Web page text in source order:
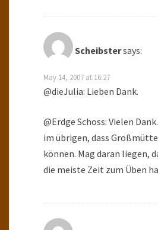
Scheibstersays:
May 14, 2007 at 16:27
@dieJulia: Lieben Dank.
@Erdge Schoss: Vielen
im übrigen, dass
können. Mag daran liegen,
die meiste Zeit zum Üben